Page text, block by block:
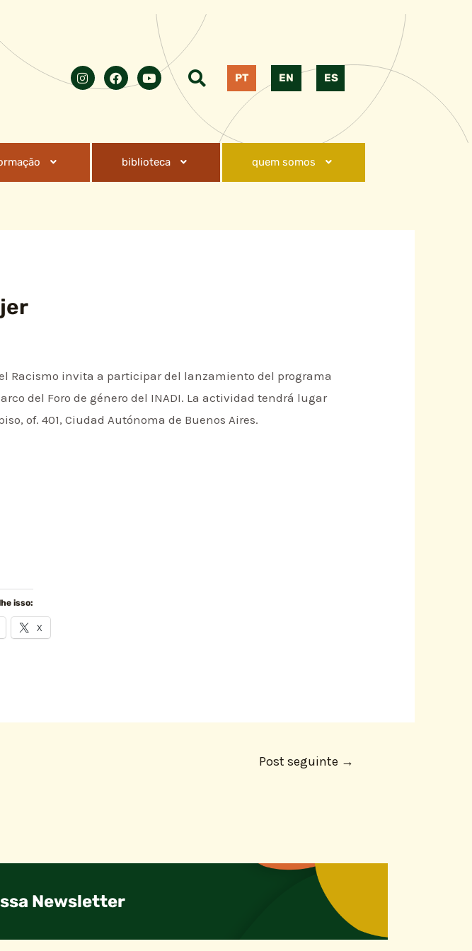
PT EN ES
biblioteca quem somos
Racismo invita a participar del lanzamiento del programa
del Foro de género del INADI. La actividad tendrá lugar
of. 401, Ciudad Autónoma de Buenos Aires.
isso:
X
Post seguinte →
Newsletter